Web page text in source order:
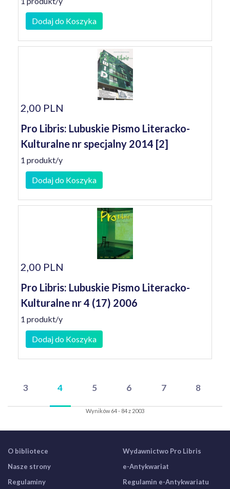
Dodaj do Koszyka
2,00 PLN
Pro Libris: Lubuskie Pismo Literacko-
Kulturalne nr specjalny 2014 [2]
1 produkt/y
Dodaj do Koszyka
2,00 PLN
Pro Libris: Lubuskie Pismo Literacko-
Kulturalne nr 4 (17) 2006
1 produkt/y
Dodaj do Koszyka
3 4 5 6 7 8
Wyników 64 - 84 z 2003
O bibliotece
Nasze strony
Regulaminy
Wydawnictwo Pro Libris
e-Antykwariat
Regulamin e-Antykwariatu